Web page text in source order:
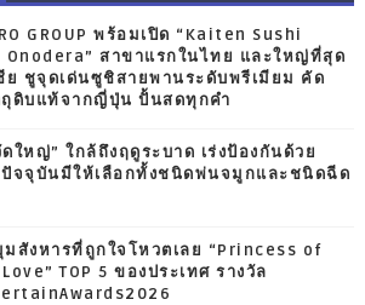
GROUP พร้อมเปิด “Kaiten Sushi
Onodera” สาขาแรกในไทย และใหญ่ที่สุด
ย ชูจุดเด่นซูชิสายพานระดับพรีเมียม คัด
ถุดิบแท้จากญี่ปุ่น ปั้นสดทุกคำ
ใหญ่” ใกล้ถึงฤดูระบาด เร่งป้องกันด้วย
จจุบันมีให้เลือกทั้งชนิดพ่นจมูกและชนิดฉีด
สังหารที่ถูกใจโหวตเลย “Princess of
TOP 5 ของประเทศ รางวัล